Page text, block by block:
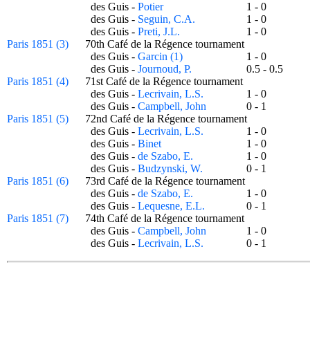
des Guis - Potier 1 - 0
des Guis - Seguin, C.A.
1 - 0
des Guis - Preti, J.L. 1 - 0
Paris 1851 (3)
70th Café de la Régence tournament
des Guis - Garcin (1)
1 - 0
des Guis - Journoud, P.
0.5 - 0.5
Paris 1851 (4)
71st Café de la Régence tournament
des Guis - Lecrivain, L.S.
1 - 0
des Guis - Campbell, John
0 - 1
Paris 1851 (5)
72nd Café de la Régence tournament
des Guis - Lecrivain, L.S.
1 - 0
des Guis - Binet
1 - 0
des Guis - de Szabo, E.
1 - 0
des Guis - Budzynski, W.
0 - 1
Paris 1851 (6)
73rd Café de la Régence tournament
des Guis - de Szabo, E.
1 - 0
des Guis - Lequesne, E.L.
0 - 1
Paris 1851 (7)
74th Café de la Régence tournament
des Guis - Campbell, John
1 - 0
des Guis - Lecrivain, L.S. 0 - 1